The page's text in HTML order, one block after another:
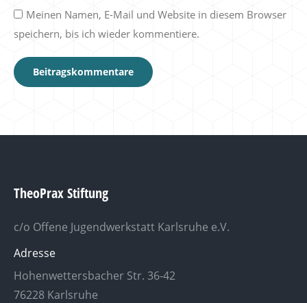
Meinen Namen, E-Mail und Website in diesem Browser
speichern, bis ich wieder kommentiere.
Beitragskommentare
TheoPrax Stiftung
c/o Offene Jugendwerkstatt Karlsruhe e.V.
Adresse
Hohenwettersbacher Str. 36-42
76228 Karlsruhe